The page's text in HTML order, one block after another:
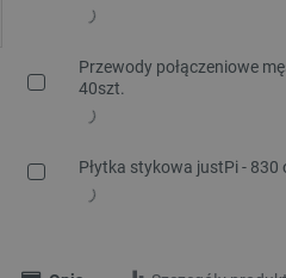
Przewody połączeniowe
40szt.
Płytka stykowa justPi -